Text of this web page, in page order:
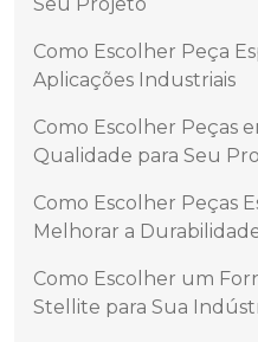
Seu Projeto
Como Escolher Peça
Aplicações Industriais
Como Escolher Peças
Qualidade para Seu
Como Escolher Peças
Melhorar a
Como Escolher um
Stellite para Sua